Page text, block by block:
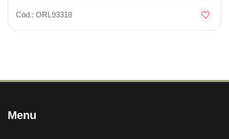
Cód.: ORL93318
Menu